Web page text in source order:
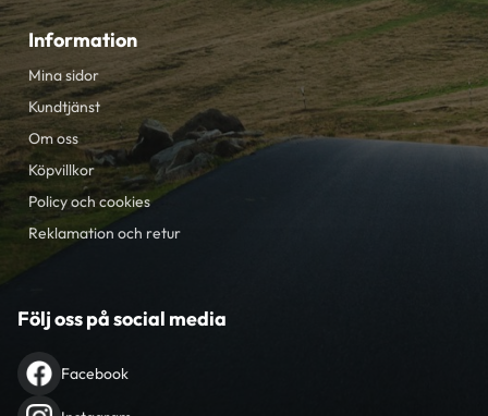
Information
Mina sidor
Kundtjänst
Om oss
Köpvillkor
Policy och cookies
Reklamation och retur
Följ oss på social media
Facebook